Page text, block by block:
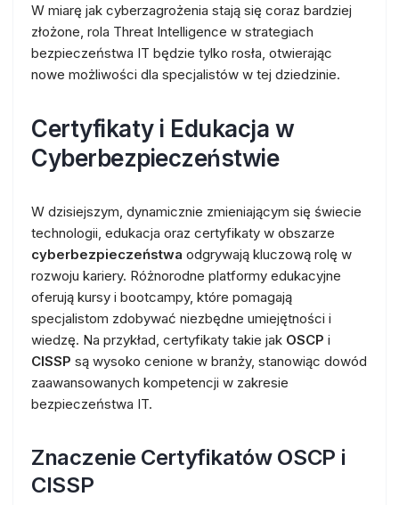
W miarę jak cyberzagrożenia stają się coraz bardziej
złożone, rola Threat Intelligence w strategiach
bezpieczeństwa IT będzie tylko rosła, otwierając
nowe możliwości dla specjalistów w tej dziedzinie.
Certyfikaty i Edukacja w
Cyberbezpieczeństwie
W dzisiejszym, dynamicznie zmieniającym się świecie
technologii, edukacja oraz certyfikaty w obszarze
cyberbezpieczeństwa odgrywają kluczową rolę w
rozwoju kariery. Różnorodne platformy edukacyjne
oferują kursy i bootcampy, które pomagają
specjalistom zdobywać niezbędne umiejętności i
wiedzę. Na przykład, certyfikaty takie jak OSCP i
CISSP są wysoko cenione w branży, stanowiąc dowód
zaawansowanych kompetencji w zakresie
bezpieczeństwa IT.
Znaczenie Certyfikatów OSCP i
CISSP